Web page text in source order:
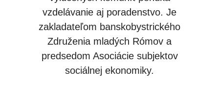
vzdelávanie aj poradenstvo. Je
zakladateľom banskobystrického
Združenia mladých Rómov a
predsedom Asociácie subjektov
sociálnej ekonomiky.